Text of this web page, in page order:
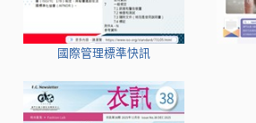
國際管理標準快訊